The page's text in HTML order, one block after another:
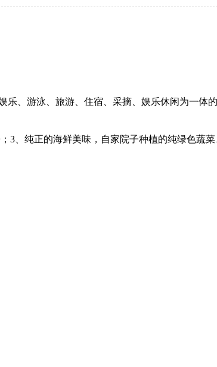
、游泳、旅游、住宿、采摘、娱乐休闲为一体
3、纯正的海鲜美味，自家院子种植的纯绿色蔬